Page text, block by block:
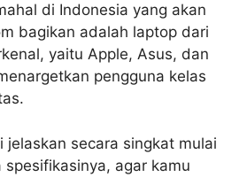
di Indonesia yang akan
bagikan adalah laptop dari
yaitu Apple, Asus, dan
pengguna kelas
jelaskan secara singkat mulai
spesifikasinya, agar kamu